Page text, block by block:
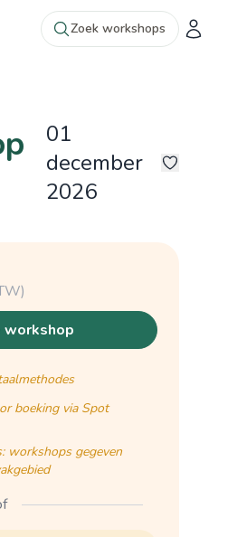
Zoek workshops
01
december
2026
workshop